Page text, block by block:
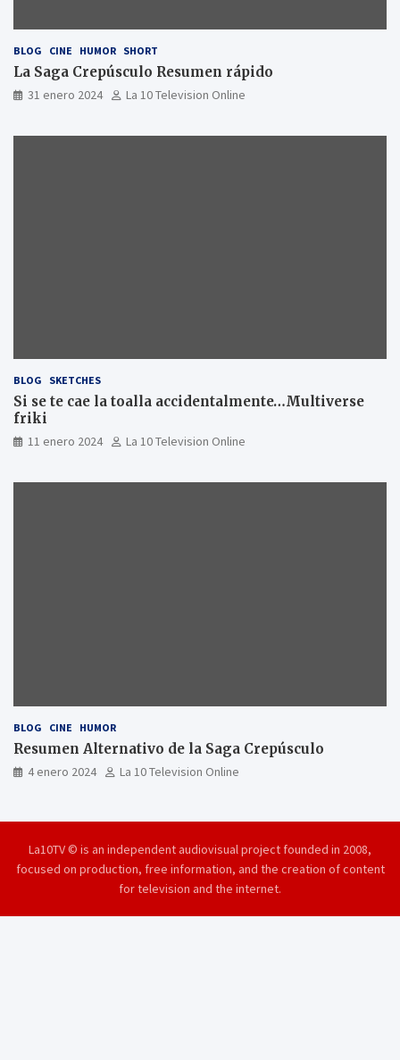
BLOG CINE HUMOR SHORT
La Saga Crepúsculo Resumen rápido
31 enero 2024 La 10 Television Online
BLOG SKETCHES
Si se te cae la toalla accidentalmente…Multiverse
friki
11 enero 2024 La 10 Television Online
BLOG CINE HUMOR
Resumen Alternativo de la Saga Crepúsculo
4 enero 2024 La 10 Television Online
La10TV © is an independent audiovisual project founded in 2008,
focused on production, free information, and the creation of content
for television and the internet.